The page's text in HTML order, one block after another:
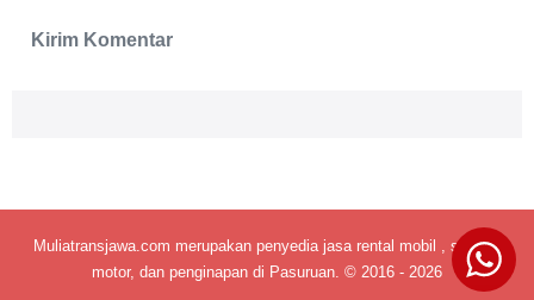
Muliatransjawa.com merupakan penyedia jasa rental mobil , sepeda
motor, dan penginapan di Pasuruan. © 2016 - 2026